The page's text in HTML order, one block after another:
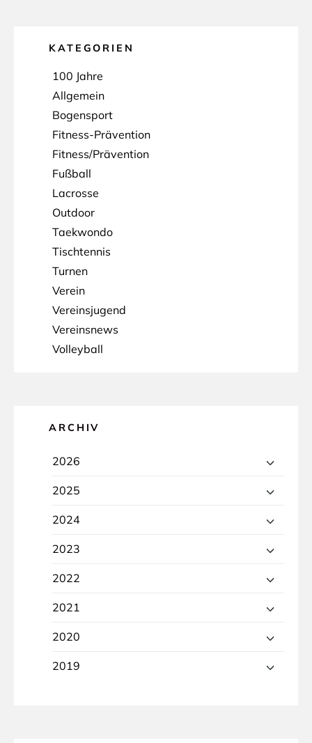
KATEGORIEN
100 Jahre
Allgemein
Bogensport
Fitness-Prävention
Fitness/Prävention
Fußball
Lacrosse
Outdoor
Taekwondo
Tischtennis
Turnen
Verein
Vereinsjugend
Vereinsnews
Volleyball
ARCHIV
2026
2025
2024
2023
2022
2021
2020
2019